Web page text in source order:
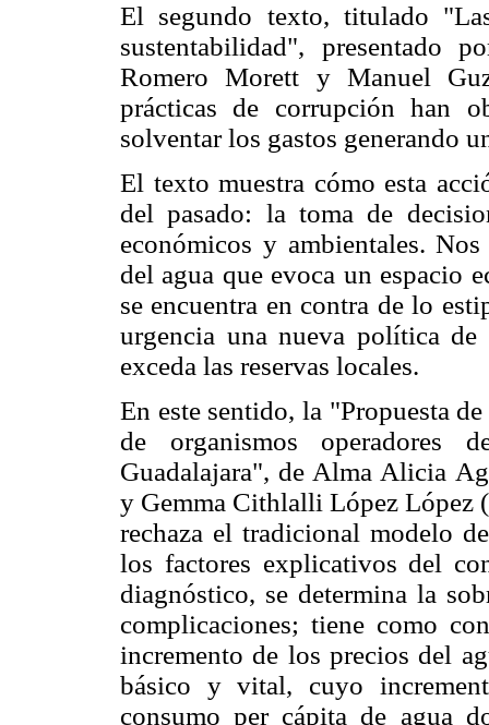
El segundo texto, titulado
sustentabilidad", presentado
Romero Morett y Manuel
prácticas de corrupción han
solventar los gastos generando
El texto muestra cómo esta
del pasado: la toma de
económicos y ambientales.
del agua que evoca un espacio
se encuentra en contra de lo
urgencia una nueva política
exceda las reservas locales.
En este sentido, la "Propuesta
de organismos operadores
Guadalajara", de Alma Alicia
y Gemma Cithlalli López López
rechaza el tradicional modelo
los factores explicativos del
diagnóstico, se determina la
complicaciones; tiene como
incremento de los precios del
básico y vital, cuyo
consumo per cápita de agua